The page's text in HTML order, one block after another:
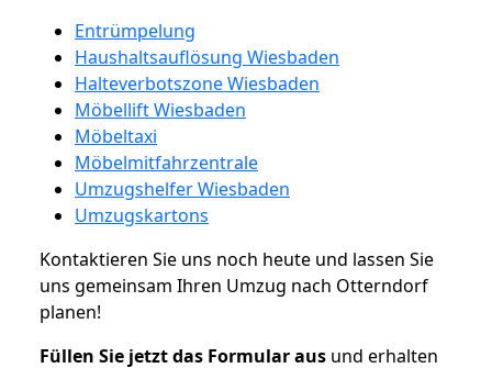
Entrümpelung
Haushaltsauflösung Wiesbaden
Halteverbotszone Wiesbaden
Möbellift Wiesbaden
Möbeltaxi
Möbelmitfahrzentrale
Umzugshelfer Wiesbaden
Umzugskartons
Kontaktieren Sie uns noch heute und lassen Sie
uns gemeinsam Ihren Umzug nach Otterndorf
planen!
Füllen Sie jetzt das Formular aus und erhalten